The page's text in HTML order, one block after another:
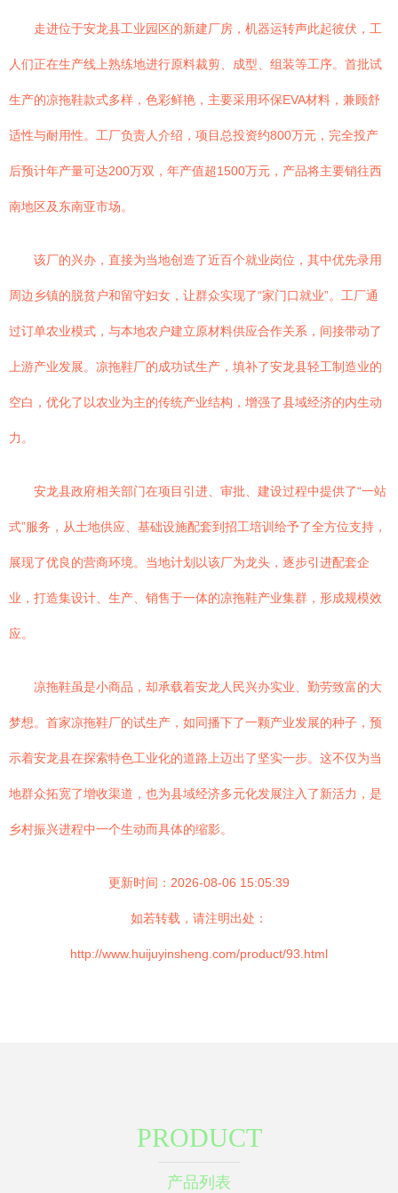
走进位于安龙县工业园区的新建厂房，机器运转声此起彼伏，工
人们正在生产线上熟练地进行原料裁剪、成型、组装等工序。首批试
生产的凉拖鞋款式多样，色彩鲜艳，主要采用环保EVA材料，兼顾舒
适性与耐用性。工厂负责人介绍，项目总投资约800万元，完全投产
后预计年产量可达200万双，年产值超1500万元，产品将主要销往西
南地区及东南亚市场。
该厂的兴办，直接为当地创造了近百个就业岗位，其中优先录用
周边乡镇的脱贫户和留守妇女，让群众实现了“家门口就业”。工厂通
过订单农业模式，与本地农户建立原材料供应合作关系，间接带动了
上游产业发展。凉拖鞋厂的成功试生产，填补了安龙县轻工制造业的
空白，优化了以农业为主的传统产业结构，增强了县域经济的内生动
力。
安龙县政府相关部门在项目引进、审批、建设过程中提供了“一站
式”服务，从土地供应、基础设施配套到招工培训给予了全方位支持，
展现了优良的营商环境。当地计划以该厂为龙头，逐步引进配套企
业，打造集设计、生产、销售于一体的凉拖鞋产业集群，形成规模效
应。
凉拖鞋虽是小商品，却承载着安龙人民兴办实业、勤劳致富的大
梦想。首家凉拖鞋厂的试生产，如同播下了一颗产业发展的种子，预
示着安龙县在探索特色工业化的道路上迈出了坚实一步。这不仅为当
地群众拓宽了增收渠道，也为县域经济多元化发展注入了新活力，是
乡村振兴进程中一个生动而具体的缩影。
更新时间：2026-08-06 15:05:39
如若转载，请注明出处：
http://www.huijuyinsheng.com/product/93.html
PRODUCT
产品列表